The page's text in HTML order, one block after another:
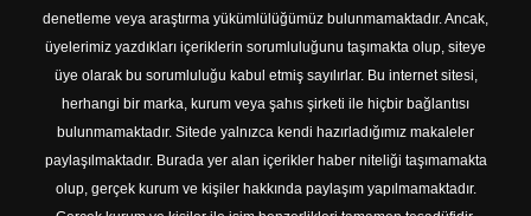
denetleme veya araştırma yükümlülüğümüz bulunmamaktadır. Ancak,
üyelerimiz yazdıkları içeriklerin sorumluluğunu taşımakta olup, siteye
üye olarak bu sorumluluğu kabul etmiş sayılırlar. Bu internet sitesi,
herhangi bir marka, kurum veya şahıs şirketi ile hiçbir bağlantısı
bulunmamaktadır. Sitede yalnızca kendi hazırladığımız makaleler
paylaşılmaktadır. Burada yer alan içerikler haber niteliği taşımamakta
olup, gerçek kurum ve kişiler hakkında paylaşım yapılmamaktadır.